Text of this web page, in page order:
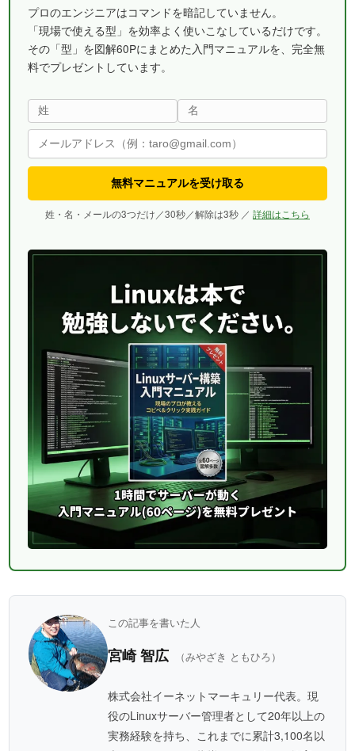
プロのエンジニアはコマンドを暗記していません。
「現場で使える型」を効率よく使いこなしているだけです。
その「型」を図解60Pにまとめた入門マニュアルを、完全無
料でプレゼントしています。
無料マニュアルを受け取る
姓・名・メールの3つだけ／30秒／解除は3秒 ／ 詳細はこちら
この記事を書いた人
宮崎 智広 （みやざき ともひろ）
株式会社イーネットマーキュリー代表。現
役のLinuxサーバー管理者として20年以上の
実務経験を持ち、これまでに累計3,100名以